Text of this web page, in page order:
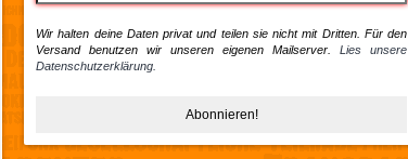
Wir halten deine Daten privat und teilen sie nicht mit Dritten. Für den
Versand benutzen wir unseren eigenen Mailserver. Lies unsere
Datenschutzerklärung.